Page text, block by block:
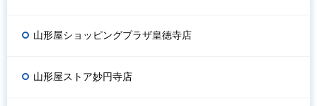
山形屋ショッピングプラザ皇徳寺店
山形屋ストア妙円寺店